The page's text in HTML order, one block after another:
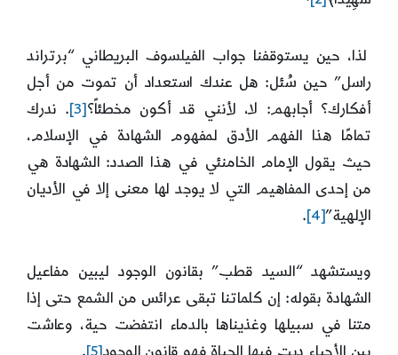
لذا، حين يستوقفنا جواب الفيلسوف البريطاني “برتراند
راسل” حين سُئل: هل عندك استعداد أن تموت من أجل
أفكارك؟ أجابهم: لا، لأنني قد أكون مخطئاً؟[3]
. ندرك
تمامًا هذا الفهم الأدق لمفهوم الشهادة في الإسلام،
حيث يقول الإمام الخامنئي في هذا الصدد: الشهادة هي
من إحدى المفاهيم التي لا يوجد لها معنى إلا في الأديان
الإلهية”[4]
.
ويستشهد “السيد قطب” بقانون الوجود ليبين مفاعيل
الشهادة بقوله: إن كلماتنا تبقى عرائس من الشمع حتى إذا
متنا في سبيلها وغذيناها بالدماء انتفضت حية، وعاشت